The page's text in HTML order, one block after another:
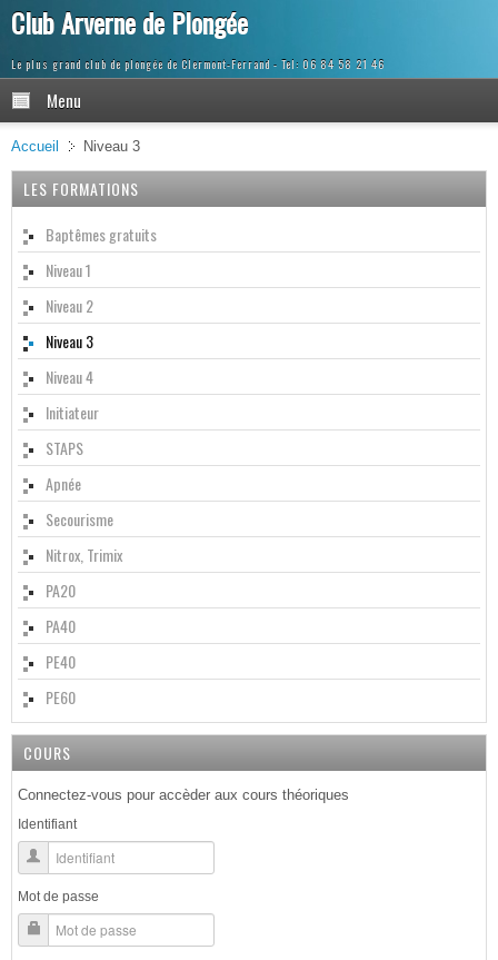
Club Arverne de Plongée
Le plus grand club de plongée de Clermont-Ferrand
Menu
Accueil Niveau 3
LES FORMATIONS
Baptêmes gratuits
Niveau 1
Niveau 2
Niveau 3
Niveau 4
Initiateur
STAPS
Apnée
Secourisme
Nitrox, Trimix
PA20
PA40
PE40
PE60
COURS
Connectez-vous pour accèder aux cours théoriques
Identifiant
Mot de passe